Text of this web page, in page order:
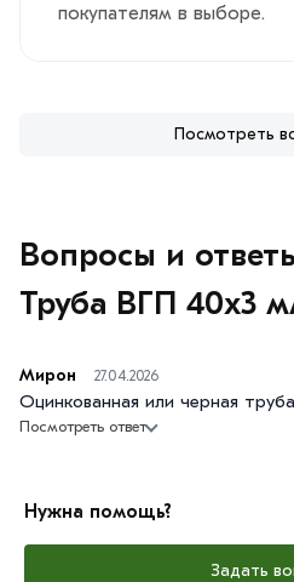
покупателям в выборе.
Посмотреть
Вопросы и
Труба ВГП 40х3
Мирон 27.04.2026
Оцинкованная или черная
Посмотреть ответ
Нужна помощь?
Задать